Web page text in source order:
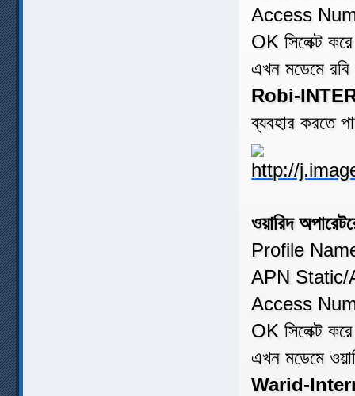
Access
OK সিলেক্ট
এখন মডেমে
Robi-
ব্যবহার করতে
ওয়ারিদ
Profile
APN Static/
Access
OK সিলেক্ট
এখন মডেমে
Warid-